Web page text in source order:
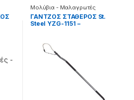
Μολύβια - Μαλαγρωτές
ΓΑΝΤΖΟΣ ΣΤΑΘΕΡΟΣ St.
Steel YZG-1151 –